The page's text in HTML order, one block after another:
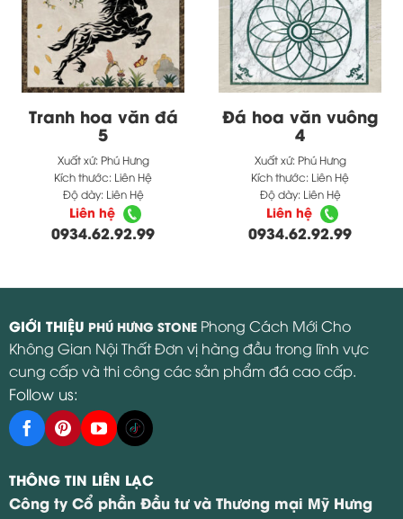
Tranh hoa văn đá
5
Xuất xứ: Phú Hưng
Kích thước: Liên Hệ
Độ dày: Liên Hệ
Liên hệ
0934.62.92.99
Đá hoa văn vuông
4
Xuất xứ: Phú Hưng
Kích thước: Liên Hệ
Độ dày: Liên Hệ
Liên hệ
0934.62.92.99
GIỚI THIỆU PHÚ HƯNG STONE Phong Cách Mới Cho
Không Gian Nội Thất Đơn vị hàng đầu trong lĩnh vực
cung cấp và thi công các sản phẩm đá cao cấp.
Follow us:
THÔNG TIN LIÊN LẠC
Công ty Cổ phần Đầu tư và Thương mại Mỹ Hưng